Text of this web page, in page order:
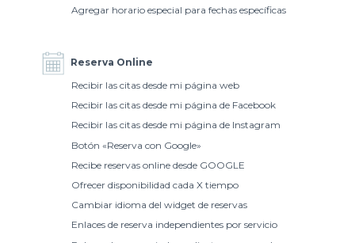
Agregar horario especial para fechas específicas
Reserva Online
Recibir las citas desde mi página web
Recibir las citas desde mi página de Facebook
Recibir las citas desde mi página de Instagram
Botón «Reserva con Google»
Recibe reservas online desde GOOGLE
Ofrecer disponibilidad cada X tiempo
Cambiar idioma del widget de reservas
Enlaces de reserva independientes por servicio